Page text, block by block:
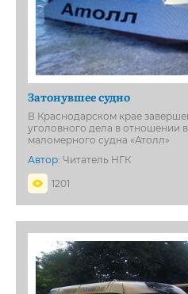
Затонувшее судно
В Краснодарском крае
уголовного дела в отношении
маломерного судна «Атолл»
Автор: Читатель НГК
1201